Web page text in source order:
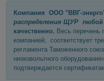
Компания ООО "ВВГ-энерго"
распределения ЩУР любой
качественно. Весь перечень
компанией, соответствует
регламента Таможенного
низковольтного
подтверждается